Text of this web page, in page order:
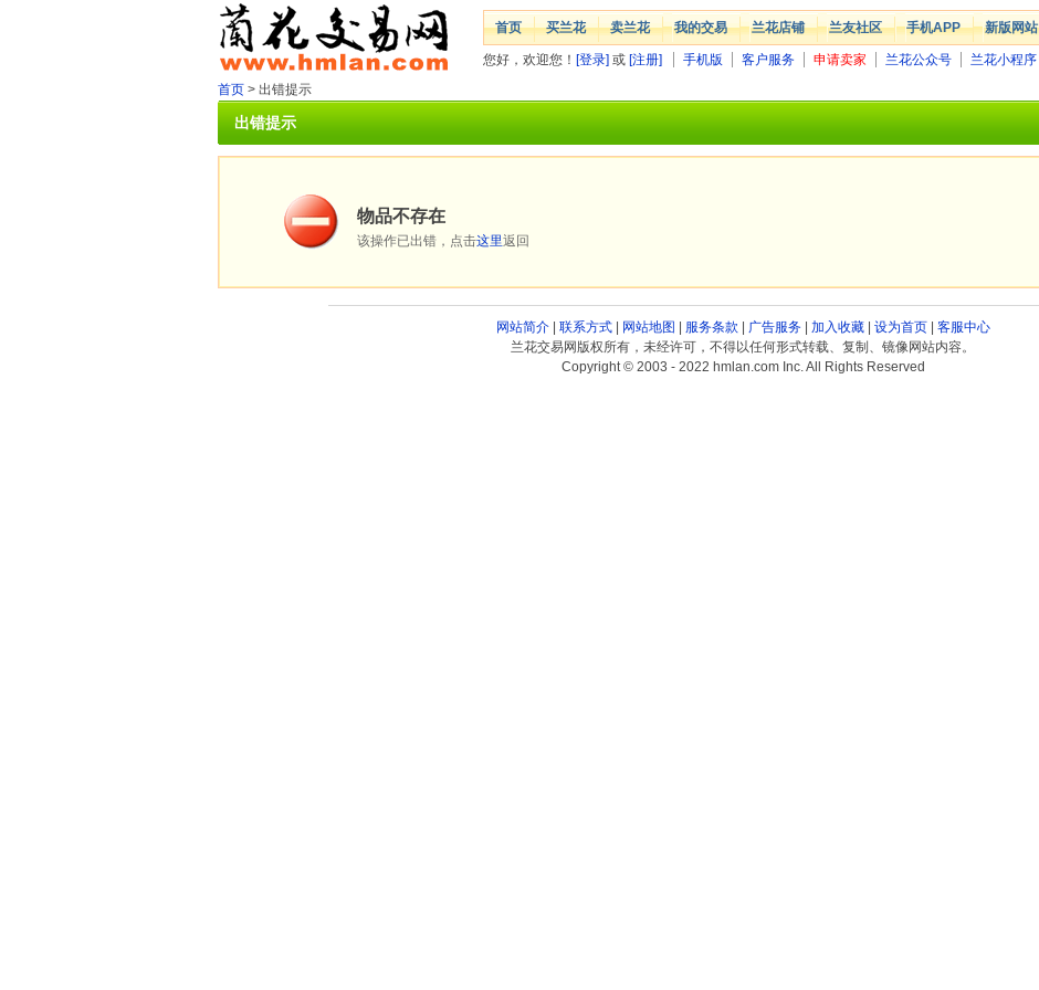
首页 买兰花 卖兰花 我的交易 兰花店铺 兰友社区 手机APP 新版网站
您好，欢迎您！ [登录] 或 [注册] 手机版 客户服务 申请卖家 兰花公众号 兰花小程序
首页 > 出错提示
出错提示
物品不存在
该操作已出错，点击这里返回
网站简介| 联系方式| 网站地图 服务条款 广告服务| 加入收藏| 设为首页| 客服中心
兰花交易网版权所有，未经许可，不得以任何形式转载、复制、镜像网站内容。
Copyright © 2003 - 2022 hmlan.com Inc. All Rights Reserved